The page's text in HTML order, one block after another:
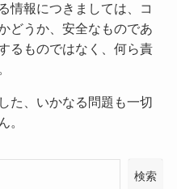
情報につきましては、コ
どうか、安全なものであ
るものではなく、何ら責
た、いかなる問題も一切
。
検索